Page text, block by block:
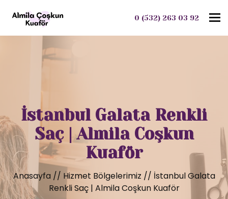
0 (532) 263 03 92
İstanbul Galata Renkli
Saç | Almila Coşkun
Kuaför
Anasayfa // Hizmet Bölgelerimiz // İstanbul Galata
Renkli Saç | Almila Coşkun Kuaför